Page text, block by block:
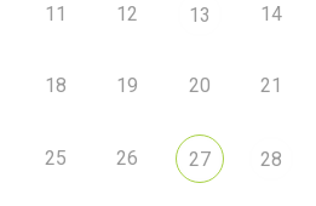
11 12 13 14
18 19 20 21
25 26 27 28